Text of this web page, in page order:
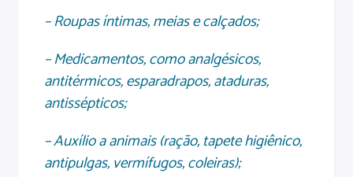
– Roupas íntimas, meias e calçados;
– Medicamentos, como analgésicos,
antitérmicos, esparadrapos, ataduras,
antissépticos;
– Auxílio a animais (ração, tapete higiênico,
antipulgas, vermífugos, coleiras);